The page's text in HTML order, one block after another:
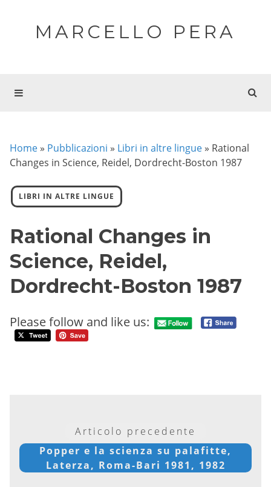
MARCELLO PERA
Home » Pubblicazioni » Libri in altre lingue » Rational
Changes in Science, Reidel, Dordrecht-Boston 1987
LIBRI IN ALTRE LINGUE
Rational Changes in
Science, Reidel,
Dordrecht-Boston 1987
Please follow and like us:
Articolo precedente
Popper e la scienza su palafitte,
Laterza, Roma-Bari 1981, 1982